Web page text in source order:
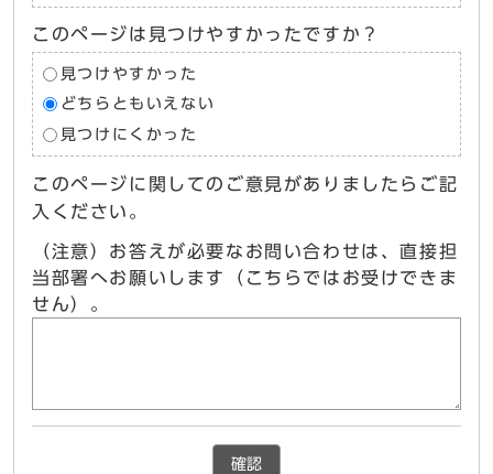
このページは見つけやすかったですか？
見つけやすかった
どちらともいえない
見つけにくかった
このページに関してのご意見がありましたらご記
入ください。
（注意）お答えが必要なお問い合わせは、直接担
当部署へお願いします（こちらではお受けできま
せん）。
確認